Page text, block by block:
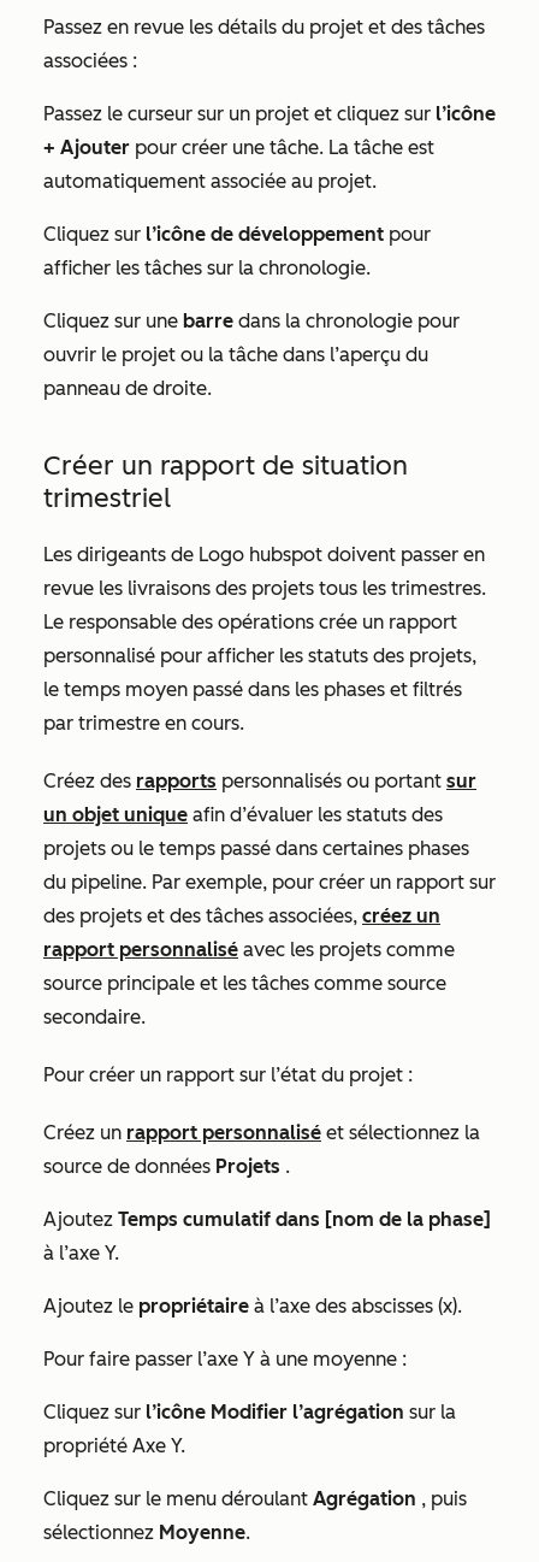
Passez en revue les détails du projet et des tâches
associées :
Passez le curseur sur un projet et cliquez sur l’icône
+ Ajouter pour créer une tâche. La tâche est
automatiquement associée au projet.
Cliquez sur l’icône de développement pour
afficher les tâches sur la chronologie.
Cliquez sur une barre dans la chronologie pour
ouvrir le projet ou la tâche dans l’aperçu du
panneau de droite.
Créer un rapport de situation
trimestriel
Les dirigeants de Logo hubspot doivent passer en
revue les livraisons des projets tous les trimestres.
Le responsable des opérations crée un rapport
personnalisé pour afficher les statuts des projets,
le temps moyen passé dans les phases et filtrés
par trimestre en cours.
Créez des rapports personnalisés ou portant sur
un objet unique afin d’évaluer les statuts des
projets ou le temps passé dans certaines phases
du pipeline. Par exemple, pour créer un rapport sur
des projets et des tâches associées, créez un
rapport personnalisé avec les projets comme
source principale et les tâches comme source
secondaire.
Pour créer un rapport sur l’état du projet :
Créez un rapport personnalisé et sélectionnez la
source de données Projets .
Ajoutez Temps cumulatif dans [nom de la phase]
à l’axe Y.
Ajoutez le propriétaire à l’axe des abscisses (x).
Pour faire passer l’axe Y à une moyenne :
Cliquez sur l’icône Modifier l’agrégation sur la
propriété Axe Y.
Cliquez sur le menu déroulant Agrégation , puis
sélectionnez Moyenne.